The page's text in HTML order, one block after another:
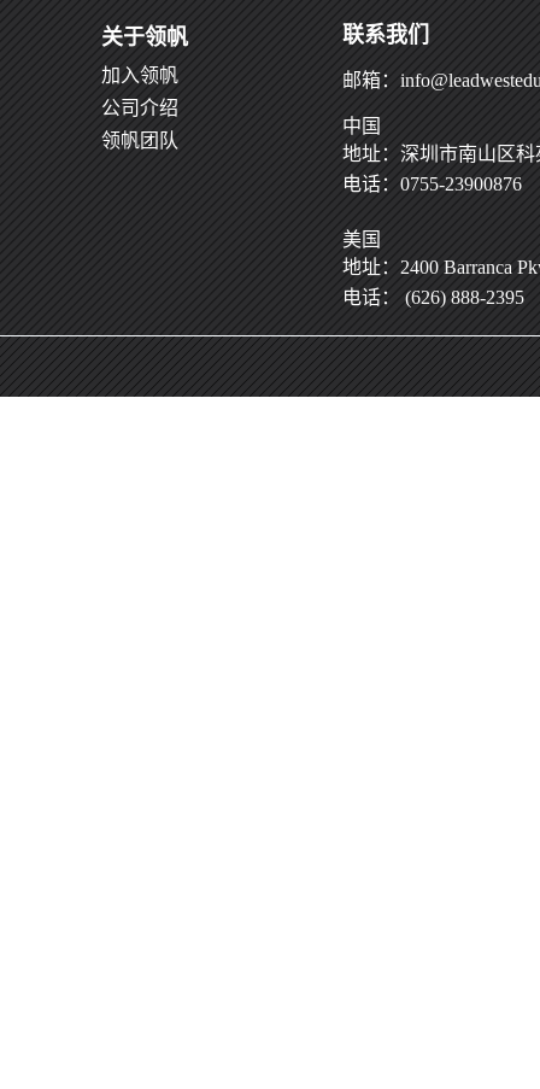
关于领帆
加入领帆
公司介绍
领帆团队
联系我们
邮箱：
中国
地址：深圳市南山区科
电话：0755-23900876
美国
地址：2400 Barranca
电话： (626) 888-2395